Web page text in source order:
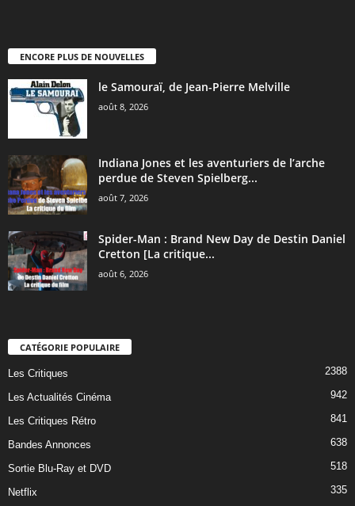
ENCORE PLUS DE NOUVELLES
le Samouraï, de Jean-Pierre Melville
août 8, 2026
Indiana Jones et les aventuriers de l’arche
perdue de Steven Spielberg...
août 7, 2026
Spider-Man : Brand New Day de Destin Daniel
Cretton [La critique...
août 6, 2026
CATÉGORIE POPULAIRE
Les Critiques 2388
Les Actualités Cinéma 942
Les Critiques Rétro 841
Bandes Annonces 638
Sortie Blu-Ray et DVD 518
Netflix 335